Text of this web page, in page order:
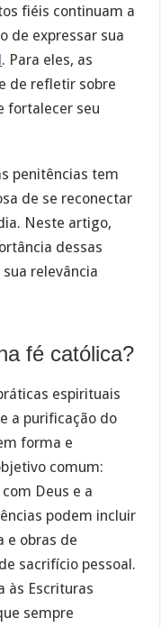
fiéis continuam a
de expressar sua
. Para eles, as
de refletir sobre
fortalecer seu
penitências tem
de se reconectar
Neste artigo,
dessas
relevância
fé católica?
espirituais
a purificação do
forma e
comum:
Deus e a
podem incluir
e obras de
sacrifício pessoal.
às Escrituras
sempre